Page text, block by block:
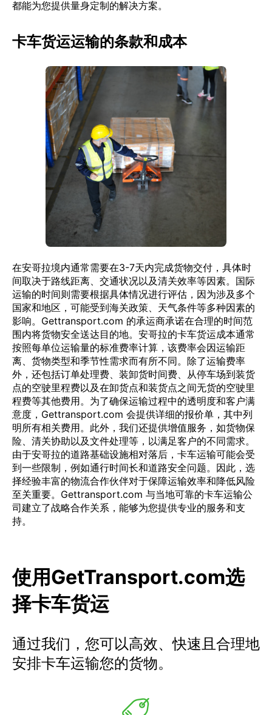
都能为您提供量身定制的解决方案。
卡车货运运输的条款和成本
在安哥拉境内通常需要在3-7天内完成货物交付，具体时
间取决于路线距离、交通状况以及清关效率等因素。国际
运输的时间则需要根据具体情况进行评估，因为涉及多个
国家和地区，可能受到海关政策、天气条件等多种因素的
影响。Gettransport.com 的承运商承诺在合理的时间范
围内将货物安全送达目的地。安哥拉的卡车货运成本通常
按照每单位运输量的标准费率计算，该费率会因运输距
离、货物类型和季节性需求而有所不同。除了运输费率
外，还包括订单处理费、装卸货时间费、从停车场到装货
点的空驶里程费以及在卸货点和装货点之间无货的空驶里
程费等其他费用。为了确保运输过程中的透明度和客户满
意度，Gettransport.com 会提供详细的报价单，其中列
明所有相关费用。此外，我们还提供增值服务，如货物保
险、清关协助以及文件处理等，以满足客户的不同需求。
由于安哥拉的道路基础设施相对落后，卡车运输可能会受
到一些限制，例如通行时间长和道路安全问题。因此，选
择经验丰富的物流合作伙伴对于保障运输效率和降低风险
至关重要。Gettransport.com 与当地可靠的卡车运输公
司建立了战略合作关系，能够为您提供专业的服务和支
持。
使用GetTransport.com选
择卡车货运
通过我们，您可以高效、快速且合理地
安排卡车运输您的货物。